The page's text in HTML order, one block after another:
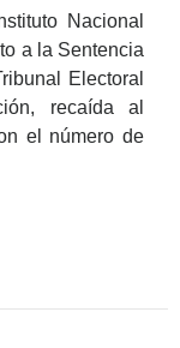
Nacional
a la Sentencia
Electoral
recaída al
el número de